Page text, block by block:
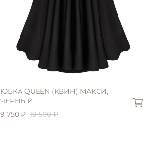
ЮБКА QUEEN (КВИН) МАКСИ,
ЧЕРНЫЙ
9 750 ₽ 19 500 ₽